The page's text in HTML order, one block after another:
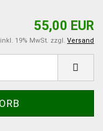
55,00 EUR
inkl. 19% MwSt. zzgl. Versand